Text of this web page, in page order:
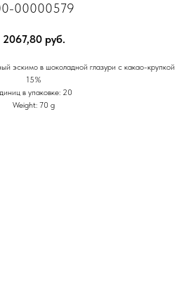
00000579
2067,80 руб.
эскимо в шоколадной глазури с какао-крупкой
15%
в упаковке: 20
Weight: 70 g